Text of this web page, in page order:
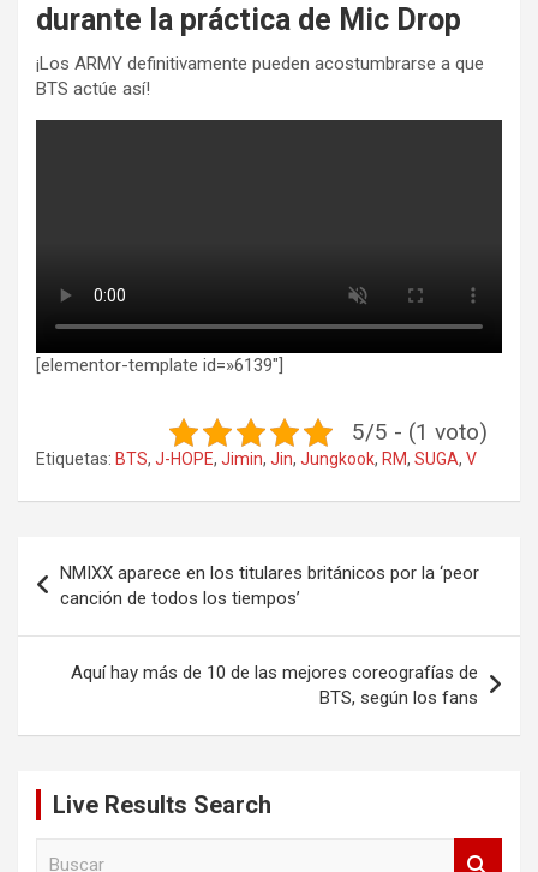
durante la práctica de Mic Drop
¡Los ARMY definitivamente pueden acostumbrarse a que
BTS actúe así!
[elementor-template id=»6139″]
5/5 - (1 voto)
Etiquetas: BTS, J-HOPE, Jimin, Jin, Jungkook, RM, SUGA, V
de
entradas
NMIXX aparece en los titulares británicos por la ‘peor
canción de todos los tiempos’
Aquí hay más de 10 de las mejores coreografías de
BTS, según los fans
Live Results Search